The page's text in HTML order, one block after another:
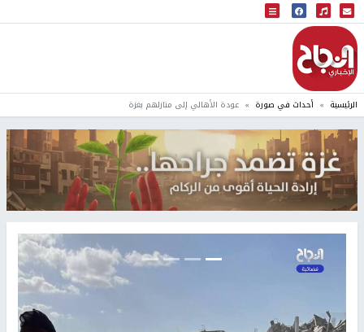
البث المباشر
إذاعة النجاح
الرئيسية أحداث في صورة عودة الأهالي إلى منازلهم بغزة